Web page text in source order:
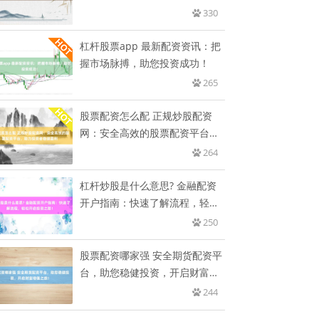
330
杠杆股票app 最新配资资讯：把
握市场脉搏，助您投资成功！
265
股票配资怎么配 正规炒股配资
网：安全高效的股票配资平台，
264
杠杆炒股是什么意思? 金融配资
开户指南：快速了解流程，轻松
250
股票配资哪家强 安全期货配资平
台，助您稳健投资，开启财富增
244